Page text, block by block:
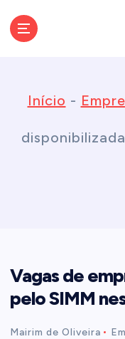
Início -
Vagas de
pelo SIMM
Mairim de Oliveira